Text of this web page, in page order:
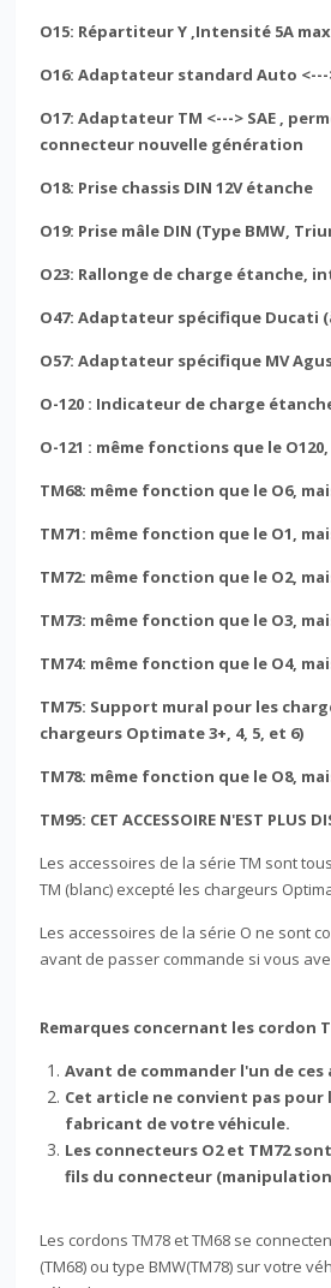
O15: Répartiteur Y ,Intensité 5A max
O16: Adaptateur standard Auto
O17: Adaptateur TM <---> SAE ,
connecteur nouvelle génération
O18: Prise chassis DIN 12V étanche
O19: Prise mâle DIN (Type BMW,
O23: Rallonge de charge étanche,
O47: Adaptateur spécifique
O57: Adaptateur spécifique MV
O-120 : Indicateur de charge
O-121 : même fonctions que le
TM68: même fonction que le O6,
TM71: même fonction que le O1,
TM72: même fonction que le O2,
TM73: même fonction que le O3,
TM74: même fonction que le O4,
TM75: Support mural pour les
chargeurs Optimate 3+, 4, 5, et 6)
TM78: même fonction que le O8,
TM95: CET ACCESSOIRE N'EST PLUS
Les accessoires de la série TM sont
TM (blanc) excepté les chargeurs
Les accessoires de la série O ne sont
avant de passer commande si vous
Remarques concernant les cordon
Avant de commander l'un de
Cet article ne convient pas pour
fabricant de votre véhicule.
Les connecteurs O2 et TM72
fils du connecteur
Les cordons TM78 et TM68 se
(TM68) ou type BMW(TM78) sur votre